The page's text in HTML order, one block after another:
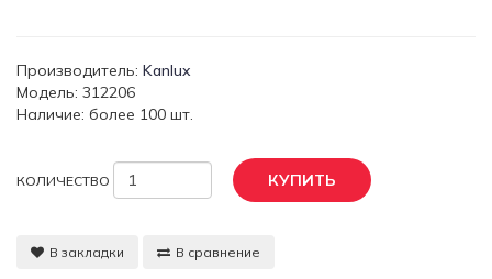
Производитель: Kanlux
Модель: 312206
Наличие: более 100 шт.
КОЛИЧЕСТВО КУПИТЬ
В закладки В сравнение